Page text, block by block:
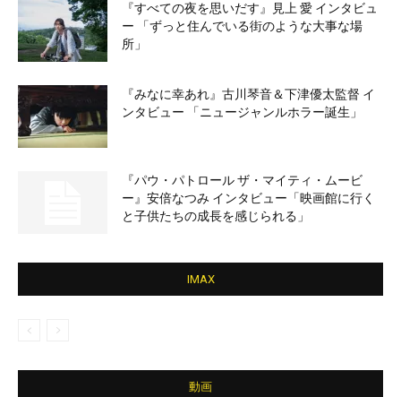
『すべての夜を思いだす』見上 愛 インタビュ
ー 「ずっと住んでいる街のような大事な場
所」
『みなに幸あれ』古川琴音＆下津優太監督 イ
ンタビュー 「ニュージャンルホラー誕生」
『パウ・パトロール ザ・マイティ・ムービ
ー』安倍なつみ インタビュー「映画館に行く
と子供たちの成長を感じられる」
IMAX
動画